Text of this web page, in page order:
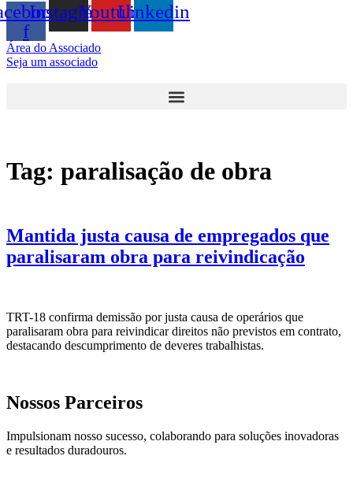
f
InstagramYoutubeLinkedin
Área do Associado
Seja um associado
Tag: paralisação de obra
Mantida justa causa de empregados que
paralisaram obra para reivindicação
TRT-18 confirma demissão por justa causa de operários que
paralisaram obra para reivindicar direitos não previstos em contrato,
destacando descumprimento de deveres trabalhistas.
Nossos Parceiros
Impulsionam nosso sucesso, colaborando para soluções inovadoras
e resultados duradouros.